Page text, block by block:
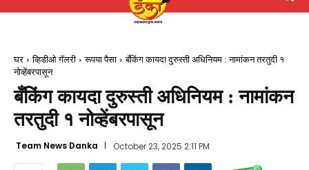
घर व्हिडीओ गॅलरी रूपया पैसा
बँकिंग कायदा दुरुस्ती अधिनियम : नामांकन तरतुदी १
नोव्हेंबरपासून
बँकिंग कायदा दुरुस्ती अधिनियम : नामांकन
तरतुदी १ नोव्हेंबरपासून
Team News Danka October 23, 2025 2:11 PM